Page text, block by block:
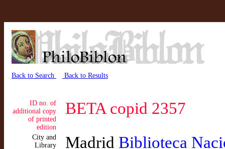
Back to Search Back to Results
ID no. of
additional copy
of printed
edition
BETA copid 2357
City and
Library
Madrid Biblioteca